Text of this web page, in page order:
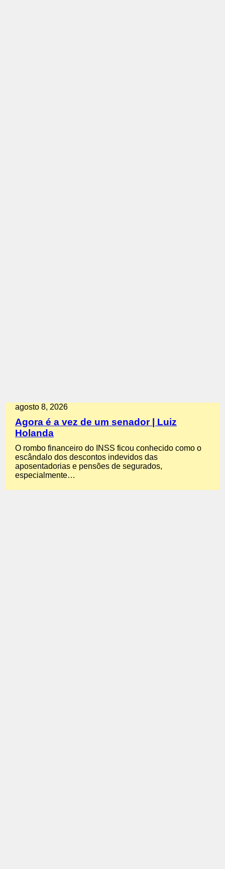
agosto 8, 2026
Agora é a vez de um senador | Luiz
Holanda
O rombo financeiro do INSS ficou conhecido como o
escândalo dos descontos indevidos das
aposentadorias e pensões de segurados,
especialmente…